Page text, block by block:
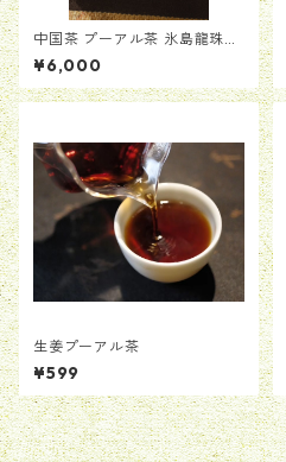
中国茶 プーアル茶 氷島龍珠｜
2012年製・氷島古樹生茶の6
粒セット(50g±)
¥6,000
生姜プーアル茶
¥599